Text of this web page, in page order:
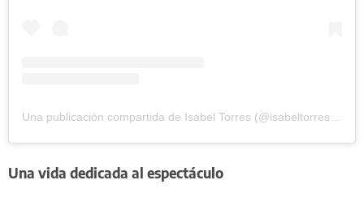
Una vida dedicada al espectáculo